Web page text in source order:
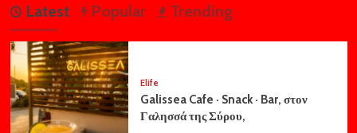
Latest Popular Trending
Elife
Galissea Cafe · Snack · Bar, στον
Γαλησσά της Σύρου,